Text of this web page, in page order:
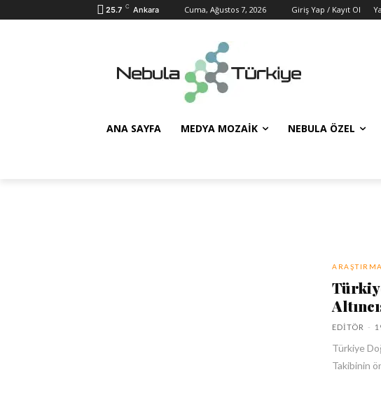
25.7 C Ankara Cuma, Ağustos 7, 2026 Giriş Yap / Kayıt Ol
ANA SAYFA MEDYA MOZAIK NEBULA ÖZEL
EDITÖR -
Türkiye
Takibinin